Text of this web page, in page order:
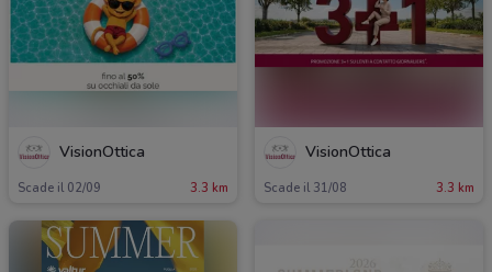
VisionOttica
Scade il 02/09 3.3 km
VisionOttica
Scade il 31/08 3.3 km